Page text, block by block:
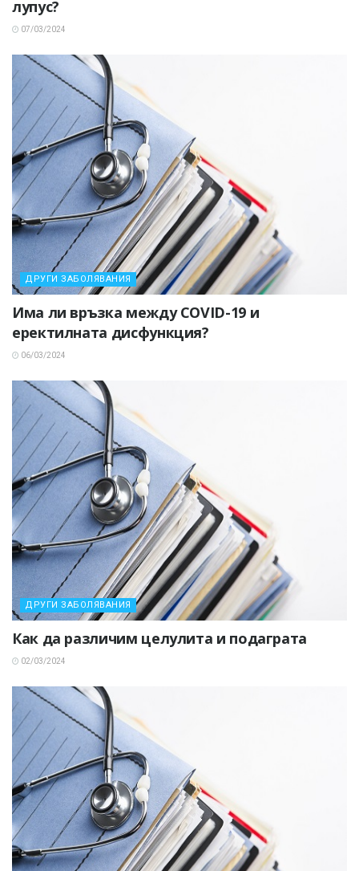
лупус?
07/03/2024
ДРУГИ ЗАБОЛЯВАНИЯ
Има ли връзка между COVID-19 и
еректилната дисфункция?
06/03/2024
ДРУГИ ЗАБОЛЯВАНИЯ
Как да различим целулита и подаграта
02/03/2024